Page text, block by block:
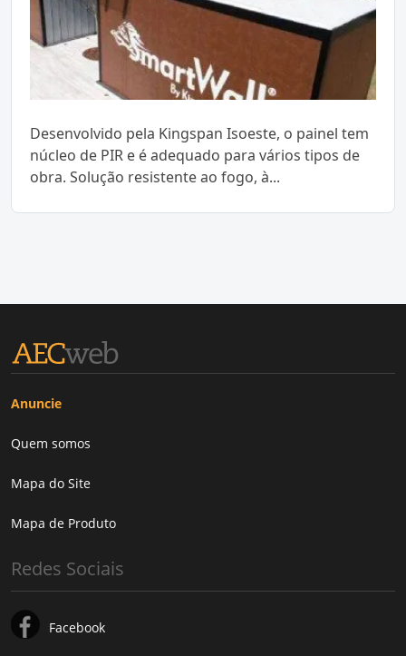
Desenvolvido pela Kingspan Isoeste, o painel tem
núcleo de PIR e é adequado para vários tipos de
obra. Solução resistente ao fogo, à...
Anuncie
Quem somos
Mapa do Site
Mapa de Produto
Redes Sociais
Facebook